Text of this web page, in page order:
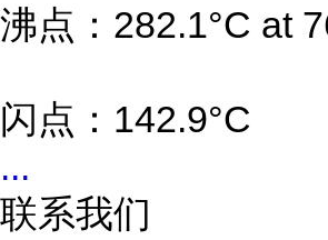
沸点：282.1°C at
闪点：142.9°C
...
联系我们